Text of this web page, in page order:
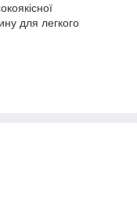
для легкого